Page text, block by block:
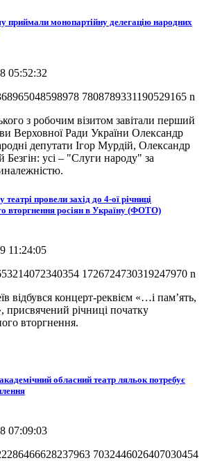
приймали монопартійну делегацію народних
05:52:32
з робочим візитом завітали перший
Верховної Ради України Олександр
депутати Ігор Мурдій, Олександр
Безгін: усі – "Слуги народу" за
провели захід до 4-ої річниці
вторгнення росіян в Україну (ФОТО)
11:24:05
відбувся концерт-реквієм «…і пам’ять,
присвячений річниці початку
вторгнення.
обласний театр ляльок потребує
07:09:03